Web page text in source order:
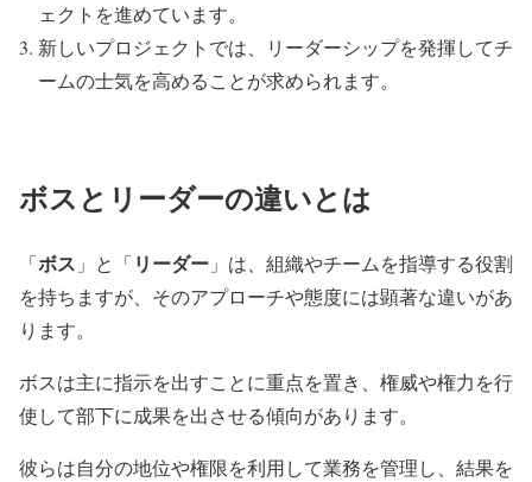
ェクトを進めています。
新しいプロジェクトでは、リーダーシップを発揮してチ
ームの士気を高めることが求められます。
ボスとリーダーの違いとは
「ボス 」と「リーダー 」は、組織やチームを指導する役割
を持ちますが、そのアプローチや態度には顕著な違いがあ
ります。
ボスは主に指示を出すことに重点を置き、権威や権力を行
使して部下に成果を出させる傾向があります。
彼らは自分の地位や権限を利用して業務を管理し、結果を